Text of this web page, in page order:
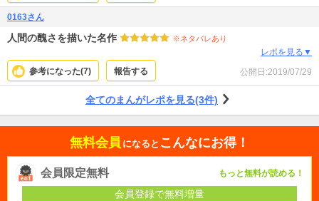
0163さん
人間の醜さを描いた名作 ※ネタバレあり
レポを見る▼
参考になった(7) 報告する 公開日:2019/07/29
全てのまんがレポを見る(3件)
無料会員 になると こんなにお得！
会員限定無料 もっと無料が読める！
会員登録で無料増量